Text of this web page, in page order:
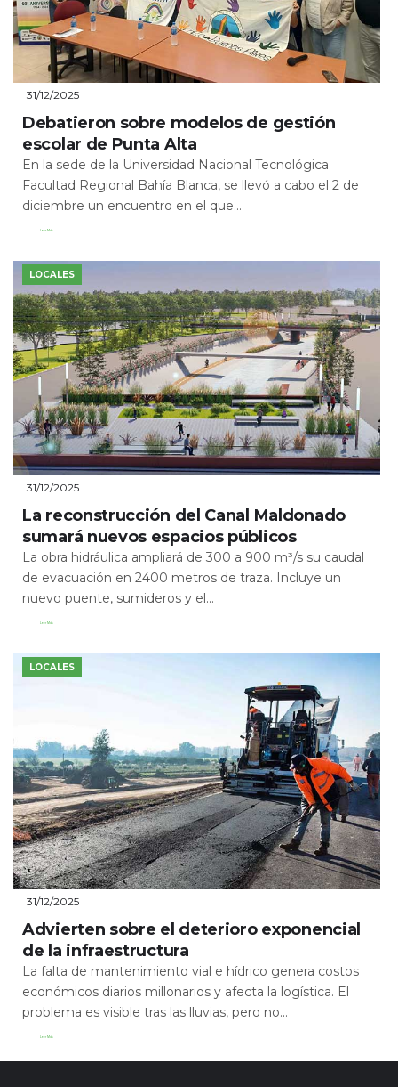
31/12/2025
Debatieron sobre modelos de gestión
escolar de Punta Alta
En la sede de la Universidad Nacional Tecnológica
Facultad Regional Bahía Blanca, se llevó a cabo el 2 de
diciembre un encuentro en el que...
Leer Más
LOCALES
31/12/2025
La reconstrucción del Canal Maldonado
sumará nuevos espacios públicos
La obra hidráulica ampliará de 300 a 900 m³/s su caudal
de evacuación en 2400 metros de traza. Incluye un
nuevo puente, sumideros y el...
Leer Más
LOCALES
31/12/2025
Advierten sobre el deterioro exponencial
de la infraestructura
La falta de mantenimiento vial e hídrico genera costos
económicos diarios millonarios y afecta la logística. El
problema es visible tras las lluvias, pero no...
Leer Más